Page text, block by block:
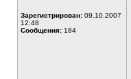
Зарегистрирован: 09.10.2007
12:48
Сообщения: 184